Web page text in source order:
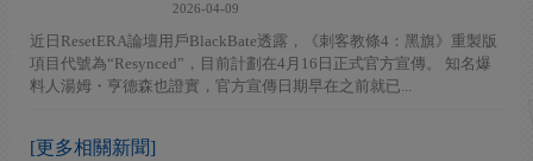
2026-04-09
近日ResetERA論壇用戶BlackBate透露，《刺客教條4：黑旗》重製版
項目代號為“Resynced”，目前計劃在4月16日正式官方宣傳。 知名爆
料人湯姆・亨德森也證實，官方宣傳日期早在之前就已...
[更多相關新聞]